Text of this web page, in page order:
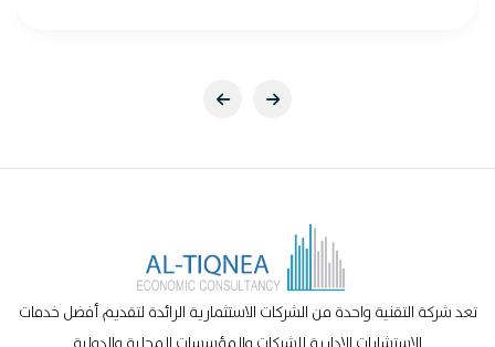
تعد شركة التقنية واحدة من الشركات الاستثمارية الرائدة لتقديم أفضل خدمات